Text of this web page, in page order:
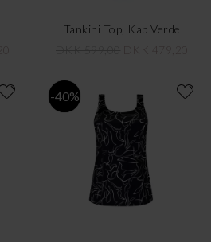
Tankini Top, Kap Verde
-40%